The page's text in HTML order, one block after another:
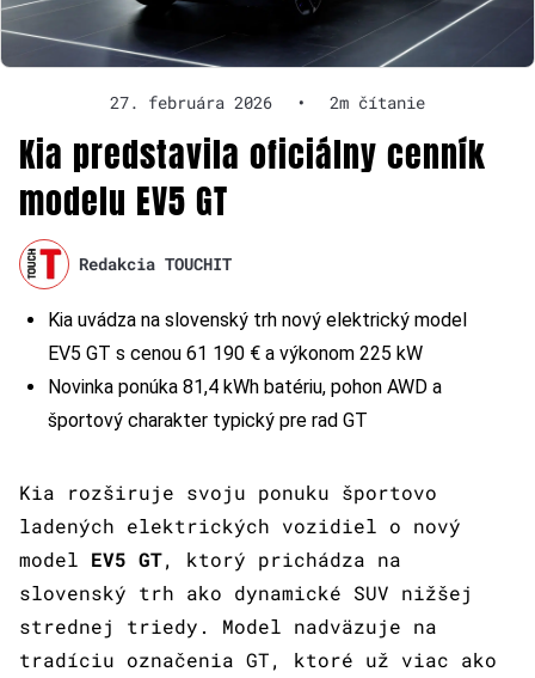
27. februára 2026 • 2m čítanie
Kia predstavila oficiálny cenník
modelu EV5 GT
Redakcia TOUCHIT
Kia uvádza na slovenský trh nový elektrický model
EV5 GT s cenou 61 190 € a výkonom 225 kW
Novinka ponúka 81,4 kWh batériu, pohon AWD a
športový charakter typický pre rad GT
Kia rozširuje svoju ponuku športovo
ladených elektrických vozidiel o nový
model EV5 GT, ktorý prichádza na
slovenský trh ako dynamické SUV nižšej
strednej triedy. Model nadväzuje na
tradíciu označenia GT, ktoré už viac ako